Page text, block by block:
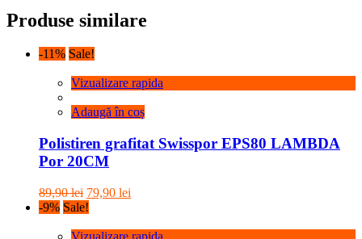
Produse similare
-11% Sale!
Vizualizare rapida
Adaugă în coș
Polistiren grafitat Swisspor EPS80 LAMBDA
Por 20CM
89,90lei Prețul
inițial
fost:
79,90 lei
79,90 lei.
-9% Sale!
Vizualizare rapida